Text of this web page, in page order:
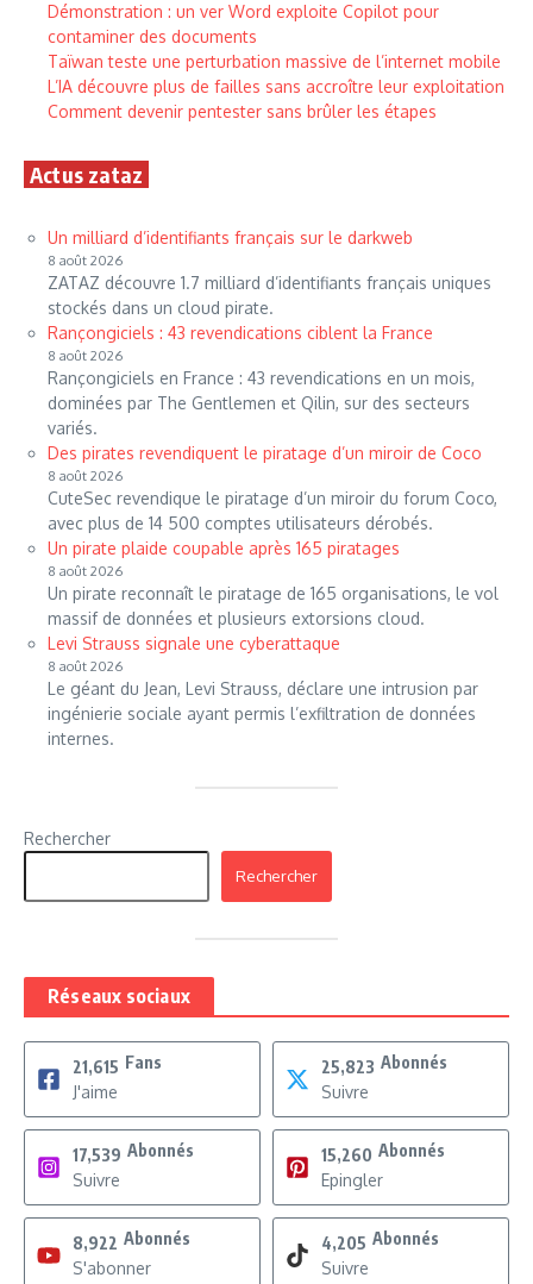
Démonstration : un ver Word exploite Copilot pour
contaminer des documents
Taïwan teste une perturbation massive de l’internet mobile
L’IA découvre plus de failles sans accroître leur exploitation
Comment devenir pentester sans brûler les étapes
Actus zataz
Un milliard d’identifiants français sur le darkweb
8 août 2026
ZATAZ découvre 1.7 milliard d’identifiants français uniques
stockés dans un cloud pirate.
Rançongiciels : 43 revendications ciblent la France
8 août 2026
Rançongiciels en France : 43 revendications en un mois,
dominées par The Gentlemen et Qilin, sur des secteurs
variés.
Des pirates revendiquent le piratage d’un miroir de Coco
8 août 2026
CuteSec revendique le piratage d’un miroir du forum Coco,
avec plus de 14 500 comptes utilisateurs dérobés.
Un pirate plaide coupable après 165 piratages
8 août 2026
Un pirate reconnaît le piratage de 165 organisations, le vol
massif de données et plusieurs extorsions cloud.
Levi Strauss signale une cyberattaque
8 août 2026
Le géant du Jean, Levi Strauss, déclare une intrusion par
ingénierie sociale ayant permis l’exfiltration de données
internes.
Rechercher
Rechercher
Réseaux sociaux
21,615 Fans
J'aime
25,823 Abonnés
Suivre
17,539 Abonnés
Suivre
15,260 Abonnés
Epingler
8,922 Abonnés
S'abonner
4,205 Abonnés
Suivre